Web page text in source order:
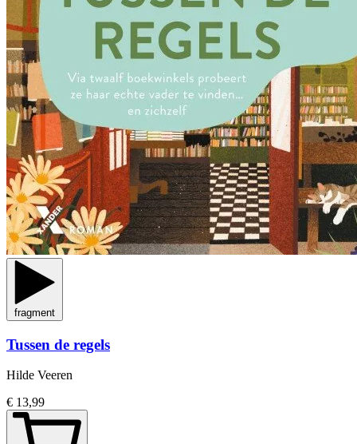
fragment
Tussen de regels
Hilde Veeren
€ 13,99